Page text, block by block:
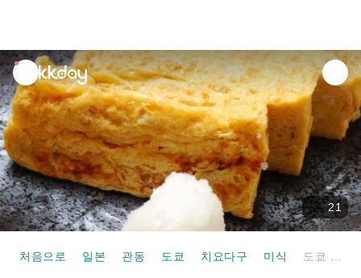
unread
notifications
21
처음으로 일본 관동 도쿄 치요다구 미식